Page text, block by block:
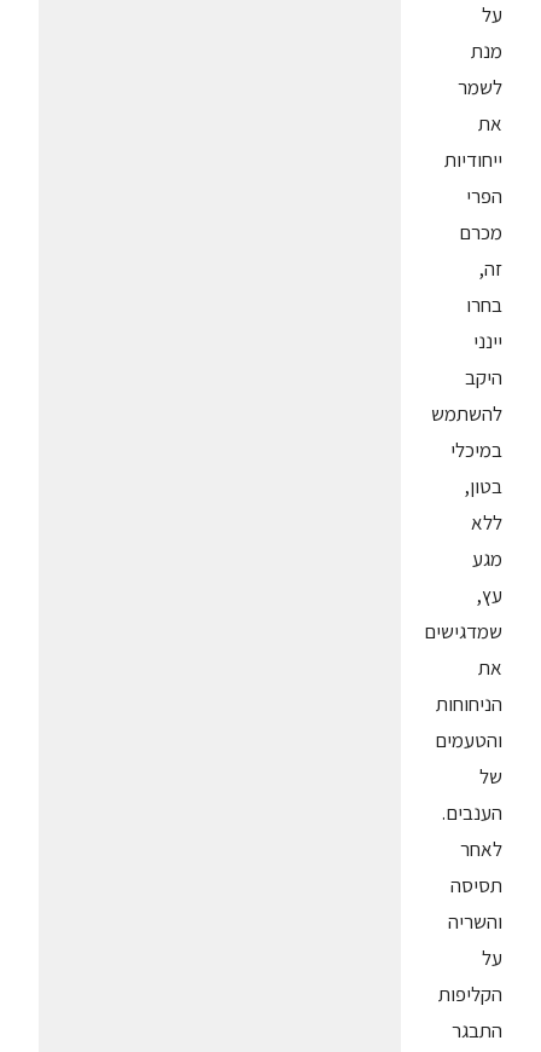
על
מנת
לשמר
את
ייחודיות
הפרי
מכרם
זה,
בחרו
יינני
היקב
להשתמש
במיכלי
בטון,
ללא
מגע
עץ,
שמדגישים
את
הניחוחות
והטעמים
של
הענבים.
לאחר
תסיסה
והשריה
על
הקליפות
התבגר